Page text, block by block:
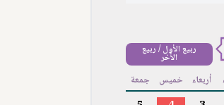
ربيع الأول / ربيع
الآخر
أربعاء خميس جمعة